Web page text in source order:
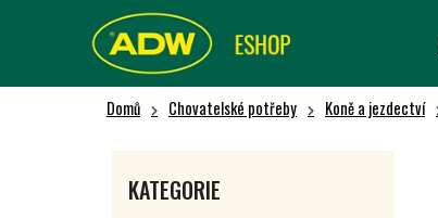
Domů Chovatelské potřeby Koně a jezdectví
kategorie
KATEGORIE
Í
Zpět
do obchodu
Zpět
do obchodu